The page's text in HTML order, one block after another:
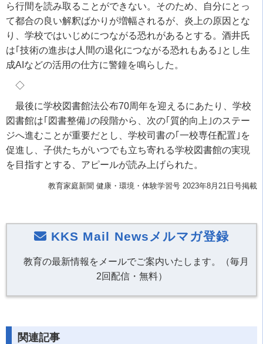
ら行間を読み取ることができない。そのため、自分にとっ
て都合の良い解釈ばかりが増幅されるが、炎上の原因とな
り、学校ではいじめにつながる恐れがあるとする。酒井氏
は｢技術の進歩は人間の退化につながる恐れもある｣とし生
成AI などの活用の仕方に警鐘を鳴らした。
◇
最後に学校図書館法公布70周年を迎えるにあたり、学校
図書館は｢図書整備｣の段階から、次の｢質的向上｣のステー
ジへ進むことが重要だとし、学校司書の｢一校専任配置｣を
促進し、子供たちがいつでも立ち寄れる学校図書館の実現
を目指すとする、アピールが読み上げられた。
教育家庭新聞 健康・環境・体験学習号 2023年8月21日号掲載
KKS Mail Newsメルマガ登録
教育の最新情報をメールでご案内いたします。（毎月
2回配信・無料）
関連記事